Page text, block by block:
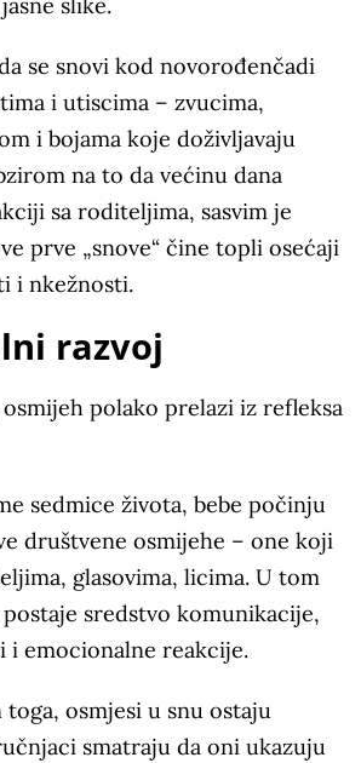
slike.
se snovi kod novorođenčadi
i utiscima – zvucima,
i bojama koje doživljavaju
na to da većinu dana
sa roditeljima, sasvim je
prve „snove“ čine topli osećaji
i nkežnosti.
razvoj
osmijeh polako prelazi iz refleksa
sedmice života, bebe počinju
društvene osmijehe – one koji
glasovima, licima. U tom
sredstvo komunikacije,
i emocionalne reakcije.
osmjesi u snu ostaju
smatraju da oni ukazuju